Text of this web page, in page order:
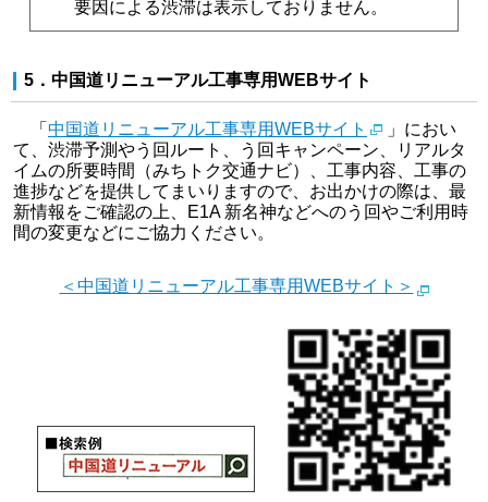
要因による渋滞は表示しておりません。
5．中国道リニューアル工事専用WEBサイト
「 中国道リニューアル工事専用WEBサイト
」におい
て、渋滞予測やう回ルート、う回キャンペーン、リアルタ
イムの所要時間（みちトク交通ナビ）、工事内容、工事の
進捗などを提供してまいりますので、お出かけの際は、最
新情報をご確認の上、E1A 新名神などへのう回やご利用時
間の変更などにご協力ください。
＜中国道リニューアル工事専用WEBサイト＞